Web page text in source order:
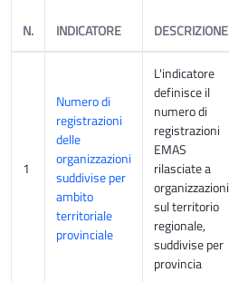
N. INDICATORE DESCRIZIONE
1
Numero di
registrazioni
delle
organizzazioni
suddivise per
ambito
territoriale
provinciale
L'indicatore
definisce il
numero di
registrazioni
EMAS
rilasciate a
organizzazioni
sul territorio
regionale,
suddivise per
provincia